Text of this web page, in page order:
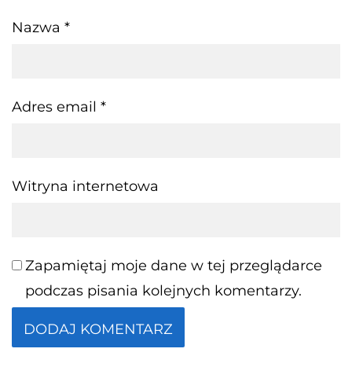
Nazwa *
Adres email *
Witryna internetowa
Zapamiętaj moje dane w tej przeglądarce
podczas pisania kolejnych komentarzy.